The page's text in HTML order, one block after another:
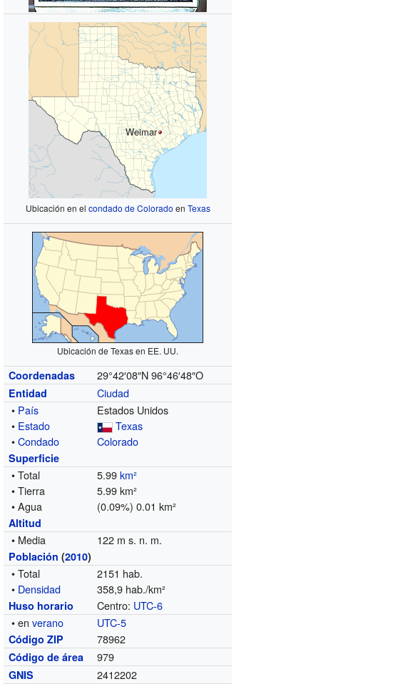
Weimar
Ubicación en el condado de Colorado en Texas
Ubicación de Texas en EE. UU.
Coordenadas 29°42′08″N 96°46′48″O
Entidad
Ciudad
• País
Estados Unidos
• Estado
Texas
•Condado Colorado
Superficie
• Total 5.99km²
• Tierra
5.99 km²
• Agua
(0.09%) 0.01 km²
Altitud
• Media 122 m s. n. m.
Población (2010)
• Total
2151 hab.
• Densidad 358,9 hab./km²
Huso horario Centro: UTC-6
• enverano UTC-5
Código ZIP 78962
Código de área 979
GNIS
2412202